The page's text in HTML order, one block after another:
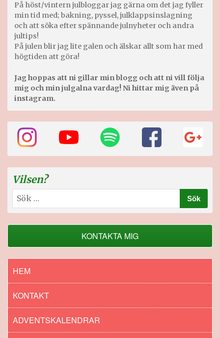
På höst/vintern julbloggar jag gärna om det jag fyller
min tid med; bakning, pyssel, julklappsinslagning
och att söka efter spännande julnyheter och andra
jultips!
På julen blir jag lite galen och älskar allt som har med
högtiden att göra!
Jag hoppas att ni gillar min blogg och att ni vill följa
mig och min julgalna vardag! Ni hittar mig även på
instagram.
Vilsen?
Sök
efter:
KONTAKTA MIG
HEM
KONTAKT
ADVENTSKALENDRAR